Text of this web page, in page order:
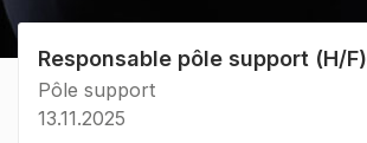
Responsable pôle support (H/F)
Pôle support
13.11.2025